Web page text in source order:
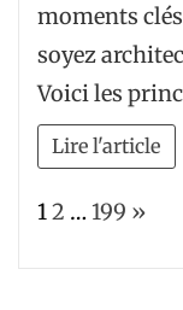
moments
soyez
Voici les
Lire l'article
Page:
12 … 199 Next
»